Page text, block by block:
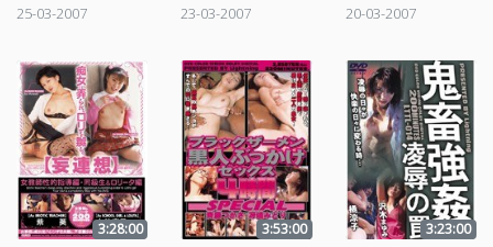
25-03-2007 23-03-2007 20-03-2007
3:28:00 3:53:00 3:23:00